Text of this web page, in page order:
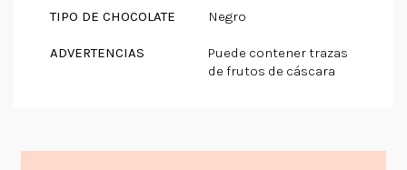
TIPO DE CHOCOLATE Negro
ADVERTENCIAS
Puede contener trazas
de frutos de cáscara